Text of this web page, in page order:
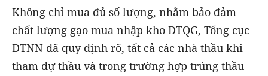
Không chỉ mua đủ số lượng, nhằm bảo đảm
chất lượng gạo mua nhập kho DTQG, Tổng cục
DTNN đã quy định rõ, tất cả các nhà thầu khi
tham dự thầu và trong trường hợp trúng thầu